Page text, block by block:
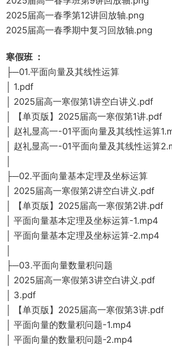
2025届高一春季第12讲回放轴.png
2025届高一春季期中复习回放轴.png
寒假班 ：
├─01.平面向量及其线性运算
│ 1.pdf
│ 2025届高一寒假第1讲空白讲义.pdf
│ 【单页版】2025届高一寒假第1讲.pdf
│ 赵礼显高一-01平面向量及其线性运算
│ 赵礼显高一-01平面向量及其线性运算
├─02.平面向量基本定理及坐标运算
│ 2025届高一寒假第2讲空白讲义.pdf
│ 【单页版】2025届高一寒假第2讲.pdf
│ 平面向量基本定理及坐标运算-1.mp4
│ 平面向量基本定理及坐标运算-2.mp4
├─03.平面向量数量积问题
│ 2025届高一寒假第3讲空白讲义.pdf
│ 3.pdf
│ 【单页版】2025届高一寒假第3讲.pdf
│ 平面向量的数量积问题-1.mp4
│ 平面向量的数量积问题-2.mp4